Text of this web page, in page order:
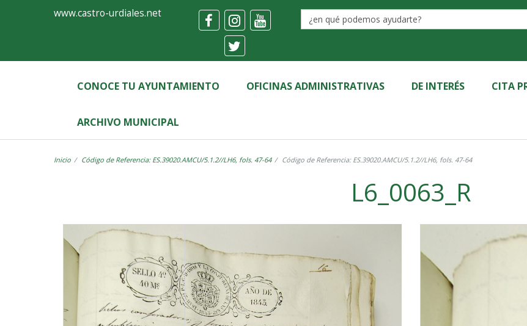
Ayuntamiento
Castro-
Urdiales
www.castro-urdiales.net
CONOCE TU AYUNTAMIENTO OFICINAS ADMINISTRATIVAS DE INTERÉS CITA
ARCHIVO MUNICIPAL
Inicio Código de Referencia: ES.39020.AMCU/5.1.2//LH6, fols. 47-64 Código de Referencia: ES.39020.AMCU/5.1.2//LH6, fols. 47-64
L6_0063_R